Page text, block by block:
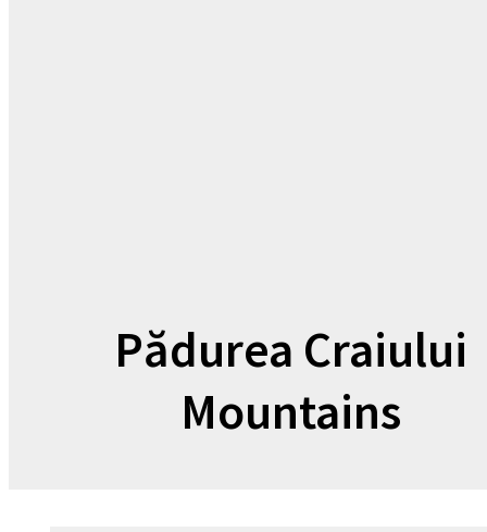
Pădurea Craiului
Mountains